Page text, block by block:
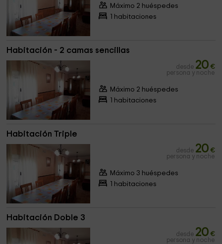
Máximo 2 huéspedes
1 habitaciones
Habitación - 2 camas sencillas
desde 20 €
persona y noche
Máximo 2 huéspedes
1 habitaciones
Habitación Triple
desde 20 €
persona y noche
Máximo 3 huéspedes
1 habitaciones
Habitación Doble 3
desde 20 €
persona y noche